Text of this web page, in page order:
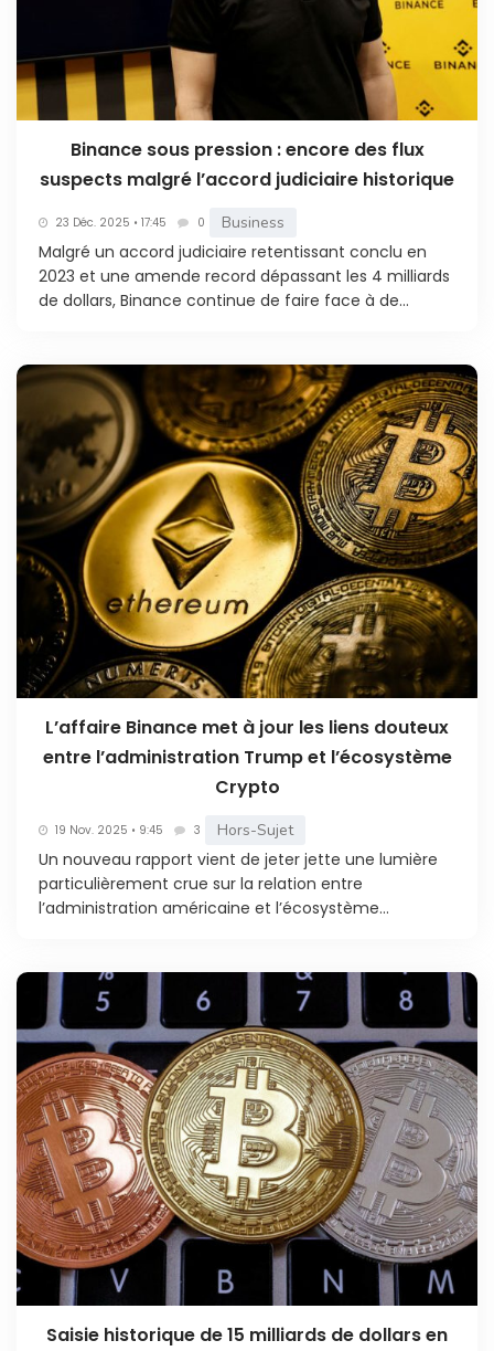
Binance sous pression : encore des flux
suspects malgré l’accord judiciaire historique
23 Déc. 2025 • 17:45 0 Business
Malgré un accord judiciaire retentissant conclu en
2023 et une amende record dépassant les 4 milliards
de dollars, Binance continue de faire face à de...
L’affaire Binance met à jour les liens douteux
entre l’administration Trump et l’écosystème
Crypto
19 Nov. 2025 • 9:45 3 Hors-Sujet
Un nouveau rapport vient de jeter jette une lumière
particulièrement crue sur la relation entre
l’administration américaine et l’écosystème...
Saisie historique de 15 milliards de dollars en